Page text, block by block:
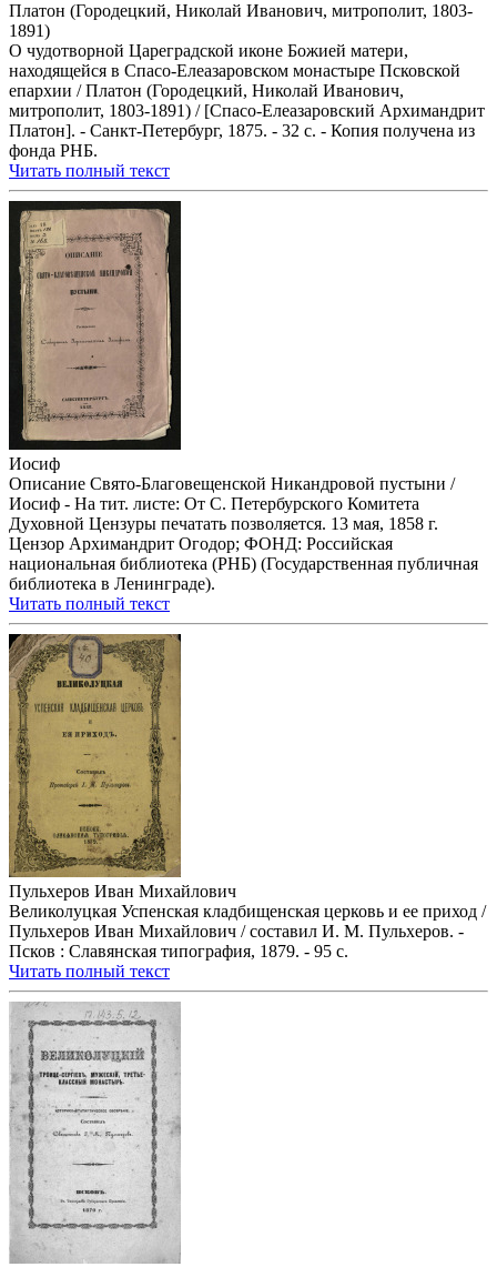
Платон (Городецкий, Николай Иванович, митрополит, 1803-
1891)
О чудотворной Цареградской иконе Божией матери,
находящейся в Спасо-Елеазаровском монастыре Псковской
епархии / Платон (Городецкий, Николай Иванович,
митрополит, 1803-1891) / [Спасо-Елеазаровский Архимандрит
Платон]. - Санкт-Петербург, 1875. - 32 с. - Копия получена из
фонда РНБ.
Читать полный текст
Иосиф
Описание Свято-Благовещенской Никандровой пустыни /
Иосиф - На тит. листе: От С. Петербурского Комитета
Духовной Цензуры печатать позволяется. 13 мая, 1858 г.
Цензор Архимандрит Огодор; ФОНД: Российская
национальная библиотека (РНБ) (Государственная публичная
библиотека в Ленинграде).
Читать полный текст
Пульхеров Иван Михайлович
Великолуцкая Успенская кладбищенская церковь и ее приход /
Пульхеров Иван Михайлович / составил И. М. Пульхеров. -
Псков : Славянская типография, 1879. - 95 с.
Читать полный текст